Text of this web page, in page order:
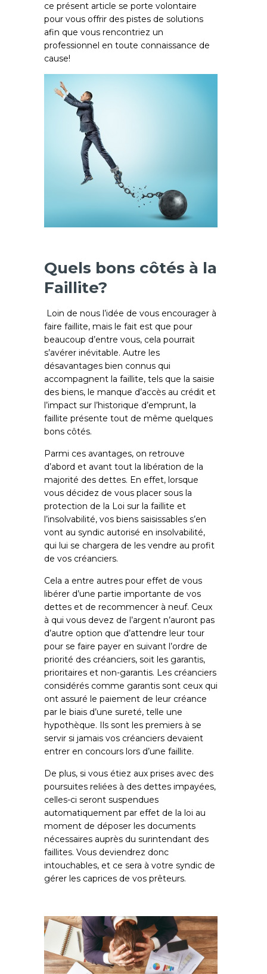
ce présent article se porte volontaire
pour vous offrir des pistes de solutions
afin que vous rencontriez un
professionnel en toute connaissance de
cause!
Quels bons côtés à la
Faillite?
Loin de nous l’idée de vous encourager à
faire faillite, mais le fait est que pour
beaucoup d’entre vous, cela pourrait
s’avérer inévitable. Autre les
désavantages bien connus qui
accompagnent la faillite, tels que la saisie
des biens, le manque d’accès au crédit et
l’impact sur l’historique d’emprunt, la
faillite présente tout de même quelques
bons côtés.
Parmi ces avantages, on retrouve
d’abord et avant tout la libération de la
majorité des dettes. En effet, lorsque
vous décidez de vous placer sous la
protection de la Loi sur la faillite et
l’insolvabilité, vos biens saisissables s’en
vont au syndic autorisé en insolvabilité,
qui lui se chargera de les vendre au profit
de vos créanciers.
Cela a entre autres pour effet de vous
libérer d’une partie importante de vos
dettes et de recommencer à neuf. Ceux
à qui vous devez de l’argent n’auront pas
d’autre option que d’attendre leur tour
pour se faire payer en suivant l’ordre de
priorité des créanciers, soit les garantis,
prioritaires et non-garantis. Les créanciers
considérés comme garantis sont ceux qui
ont assuré le paiement de leur créance
par le biais d’une sureté, telle une
hypothèque. Ils sont les premiers à se
servir si jamais vos créanciers devaient
entrer en concours lors d’une faillite.
De plus, si vous étiez aux prises avec des
poursuites reliées à des dettes impayées,
celles-ci seront suspendues
automatiquement par effet de la loi au
moment de déposer les documents
nécessaires auprès du surintendant des
faillites. Vous deviendrez donc
intouchables, et ce sera à votre syndic de
gérer les caprices de vos prêteurs.